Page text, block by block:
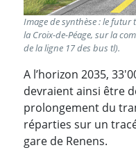
Image de synthèse : le
la Croix-de-Péage, sur la
de la ligne 17 des bus tl).
A l’horizon 2035,
devraient ainsi être
prolongement du
réparties sur un
gare de Renens.